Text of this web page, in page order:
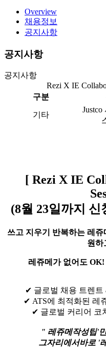
Overview
채용정보
공지사항
공지사항
공지사항
Rezi X IE
구분
기타
Justco
[ Rezi X IE
(8월 23일까지 신
쓰고 지우기 반복하는 레쥬
원하
레쥬메가 없어도
✔ 글로벌 채용 트렌트
✔ ATS에 최적화된 레
✔ 글로벌 커리어 코
" 레쥬메작성팁'
그자리에서바로'